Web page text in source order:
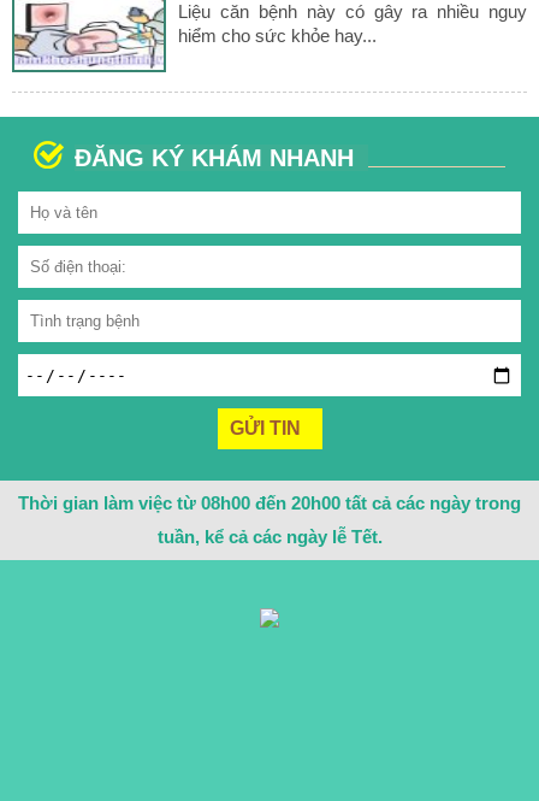
Liệu căn bệnh này có gây ra nhiều nguy
hiểm cho sức khỏe hay...
ĐĂNG KÝ KHÁM NHANH
Thời gian làm việc từ 08h00 đến 20h00 tất cả các ngày trong
tuần, kể cả các ngày lễ Tết.